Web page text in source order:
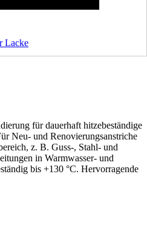
Lacke
für dauerhaft hitzebeständige
Neu- und Renovierungsanstriche
z. B. Guss-, Stahl- und
in Warmwasser- und
bis +130 °C. Hervorragende